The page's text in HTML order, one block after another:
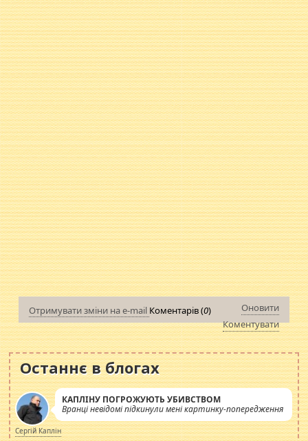
Отримувати зміни на e-mail Коментарів (0)
Оновити
Коментувати
Останнє в блогах
КАПЛІНУ ПОГРОЖУЮТЬ УБИВСТВОМ
Вранці невідомі підкинули мені картинку-попередження
Сергій Каплін